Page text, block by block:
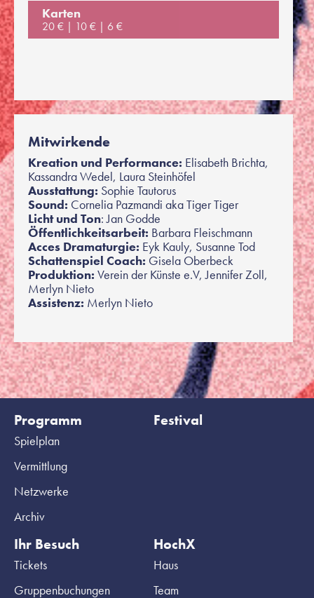
Karten
20 € 10 € 6 €
Mitwirkende
Kreation und Performance: Elisabeth Brichta,
Kassandra Wedel, Laura Steinhöfel
Ausstattung: Sophie Tautorus
Sound: Cornelia Pazmandi aka Tiger Tiger
Licht und Ton: Jan Godde
Öffentlichkeitsarbeit: Barbara Fleischmann
Acces Dramaturgie: Eyk Kauly, Susanne Tod
Schattenspiel Coach: Gisela Oberbeck
Produktion: Verein der Künste e.V, Jennifer Zoll,
Merlyn Nieto
Assistenz: Merlyn Nieto
Programm
Spielplan
Vermittlung
Netzwerke
Archiv
Festival
Ihr Besuch
Tickets
Gruppenbuchungen
HochX
Haus
Team